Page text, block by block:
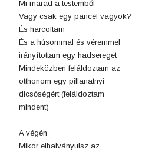
Mi marad a testemből
Vagy csak egy páncél vagyok?
És harcoltam
És a húsommal és véremmel
irányítottam egy hadsereget
Mindeközben feláldoztam az
otthonom egy pillanatnyi
dicsőségért (feláldoztam
mindent)
A végén
Mikor elhalványulsz az